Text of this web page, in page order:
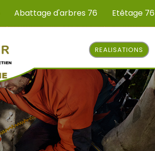
Abattage d'arbres 76 Etêtage 76
REALISATIONS